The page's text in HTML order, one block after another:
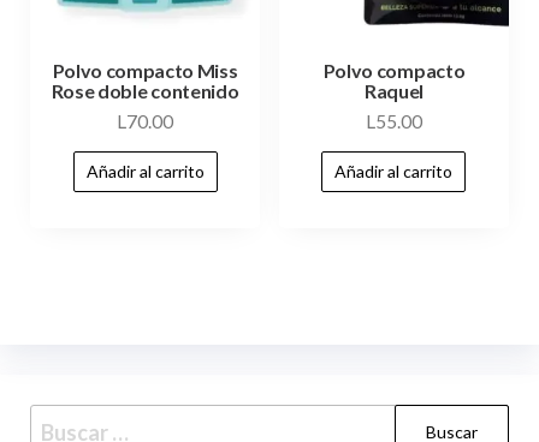
Polvo compacto Miss
Rose doble contenido
L70.00
Añadir al carrito
Polvo compacto
Raquel
L55.00
Añadir al carrito